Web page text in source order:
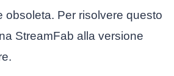
obsoleta. Per risolvere questo
StreamFab alla versione